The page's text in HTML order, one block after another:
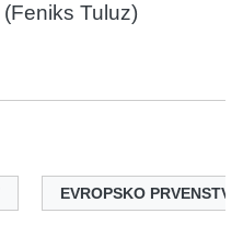
Tuluz)
EVROPSKO PRVENSTVO